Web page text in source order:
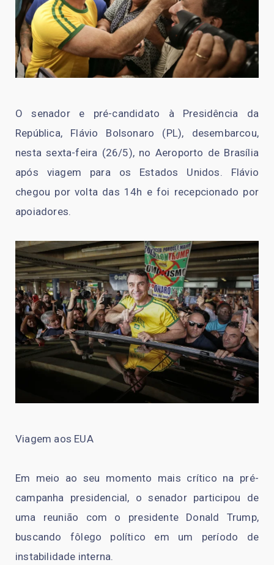
O senador e pré-candidato à Presidência da
República, Flávio Bolsonaro (PL), desembarcou,
nesta sexta-feira (26/5), no Aeroporto de Brasília
após viagem para os Estados Unidos. Flávio
chegou por volta das 14h e foi recepcionado por
apoiadores.
Viagem aos EUA
Em meio ao seu momento mais crítico na pré-
campanha presidencial, o senador participou de
uma reunião com o presidente Donald Trump,
buscando fôlego político em um período de
instabilidade interna.